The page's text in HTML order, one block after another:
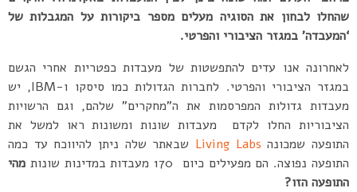
שהחלו לבחון את הסוגיה מעלים מספר ביקורות על המגבלות של
‘המעבדה’ במגזר הציבורי והפרטי.
לאחרונה אנו עדים להתפשטות של מעבדות כפטריות אחרי הגשם
במגזר הציבורי והפרטי. לחברות הגדולות כמו סיסקו ו-IBM, יש
מעבדות גדולות המפרסמות את ה”מחקרים” שלהם, וגם הרשויות
הציבוריות החלו לקדם מעבדות שונות ומשונות ראו למשל את
התופעה שמכונה Living Labs שבאתר שלה ניתן להיווכח עד כמה
התופעה נפוצה. הם מפעילים כיום 170 מעבדות במדינות שונות
מהי
התופעה הזו?